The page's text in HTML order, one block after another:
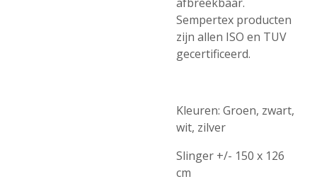
Sempertex producten
zijn allen ISO en TUV
gecertificeerd.
Kleuren: Groen, zwart,
wit, zilver
Slinger +/- 150 x 126
cm